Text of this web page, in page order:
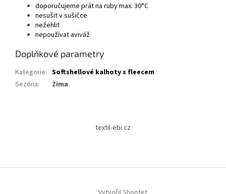
doporučujeme prát na ruby max. 30°C
nesušit v sušičce
nežehlit
nepoužívat aviváž
Doplňkové parametry
Kategorie: Softshellové kalhoty s fleecem
Sezóna: Zima
í
textil-ebi.cz